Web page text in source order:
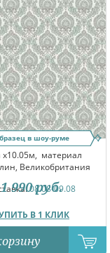
в шоу-руме
x10.05м, материал
Великобритания
08.08-09.08
В 1 КЛИК
1 990 руб.